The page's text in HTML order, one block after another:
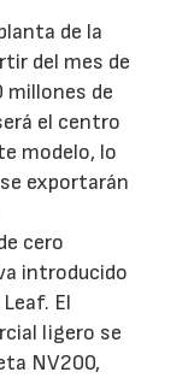
de la
del mes de
millones de
el centro
modelo, lo
exportarán
cero
introducido
El
ligero se
NV200,